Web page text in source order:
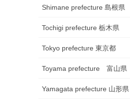
Shimane prefecture 島根県
Tochigi prefecture 栃木県
Tokyo prefecture 東京都
Toyama prefecture 富山県
Yamagata prefecture 山形県